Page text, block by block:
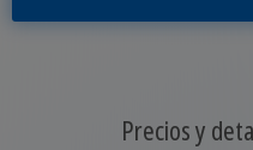
Precios y